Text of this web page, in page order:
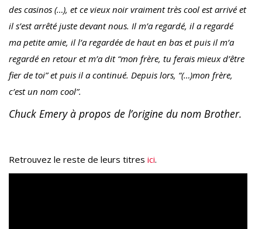
des casinos (…), et ce vieux noir vraiment très cool est arrivé et
il s’est arrêté juste devant nous. Il m’a regardé, il a regardé
ma petite amie, il l’a regardée de haut en bas et puis il m’a
regardé en retour et m’a dit “mon frère, tu ferais mieux d’être
fier de toi” et puis il a continué. Depuis lors, “(…)mon frère,
c’est un nom cool”.
Chuck Emery à propos de l’origine du nom Brother.
Retrouvez le reste de leurs titres ici.